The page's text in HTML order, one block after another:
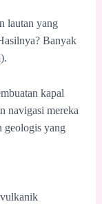
lautan yang
Banyak
kapal
navigasi mereka
geologis yang